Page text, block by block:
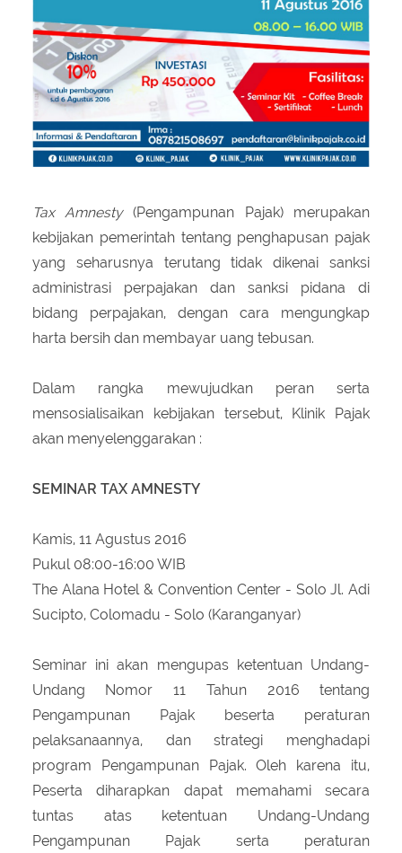
Tax Amnesty(Pengampunan Pajak) merupakan
kebijakan pemerintah tentang penghapusan pajak
yang seharusnya terutang tidak dikenai sanksi
administrasi perpajakan dan sanksi pidana di
bidang perpajakan, dengan cara mengungkap
harta bersih dan membayar uang tebusan.
Dalam rangka mewujudkan peran serta
mensosialisaikan kebijakan tersebut, Klinik Pajak
akan menyelenggarakan :
SEMINAR TAX AMNESTY
Kamis, 11 Agustus 2016
Pukul 08:00-16:00 WIB
The Alana Hotel & Convention Center - Solo Jl. Adi
Sucipto, Colomadu - Solo (Karanganyar)
Seminar ini akan mengupas ketentuan Undang-
Undang Nomor 11 Tahun 2016 tentang
Pengampunan Pajak beserta peraturan
pelaksanaannya, dan strategi menghadapi
program Pengampunan Pajak. Oleh karena itu,
Peserta diharapkan dapat memahami secara
tuntas atas ketentuan Undang-Undang
Pengampunan Pajak serta peraturan